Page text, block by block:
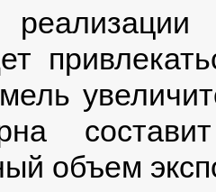
объем